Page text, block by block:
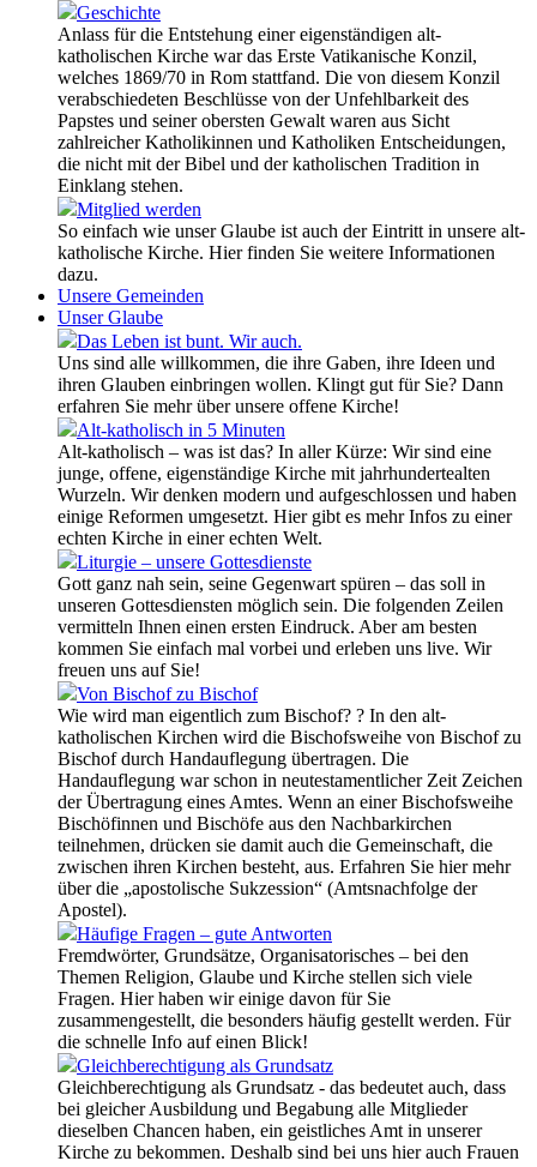
Geschichte
Anlass für die Entstehung einer eigenständigen alt-
katholischen Kirche war das Erste Vatikanische Konzil,
welches 1869/70 in Rom stattfand. Die von diesem Konzil
verabschiedeten Beschlüsse von der Unfehlbarkeit des
Papstes und seiner obersten Gewalt waren aus Sicht
zahlreicher Katholikinnen und Katholiken Entscheidungen,
die nicht mit der Bibel und der katholischen Tradition in
Einklang stehen.
Mitglied werden
So einfach wie unser Glaube ist auch der Eintritt in unsere alt-
katholische Kirche. Hier finden Sie weitere Informationen
dazu.
Unsere Gemeinden
Unser Glaube
Das Leben ist bunt. Wir auch.
Uns sind alle willkommen, die ihre Gaben, ihre Ideen und
ihren Glauben einbringen wollen. Klingt gut für Sie? Dann
erfahren Sie mehr über unsere offene Kirche!
Alt-katholisch in 5 Minuten
Alt-katholisch – was ist das? In aller Kürze: Wir sind eine
junge, offene, eigenständige Kirche mit jahrhundertealten
Wurzeln. Wir denken modern und aufgeschlossen und haben
einige Reformen umgesetzt. Hier gibt es mehr Infos zu einer
echten Kirche in einer echten Welt.
Liturgie – unsere Gottesdienste
Gott ganz nah sein, seine Gegenwart spüren – das soll in
unseren Gottesdiensten möglich sein. Die folgenden Zeilen
vermitteln Ihnen einen ersten Eindruck. Aber am besten
kommen Sie einfach mal vorbei und erleben uns live. Wir
freuen uns auf Sie!
Von Bischof zu Bischof
Wie wird man eigentlich zum Bischof? ? In den alt-
katholischen Kirchen wird die Bischofsweihe von Bischof zu
Bischof durch Handauflegung übertragen. Die
Handauflegung war schon in neutestamentlicher Zeit Zeichen
der Übertragung eines Amtes. Wenn an einer Bischofsweihe
Bischöfinnen und Bischöfe aus den Nachbarkirchen
teilnehmen, drücken sie damit auch die Gemeinschaft, die
zwischen ihren Kirchen besteht, aus. Erfahren Sie hier mehr
über die „apostolische Sukzession“ (Amtsnachfolge der
Apostel).
Häufige Fragen – gute Antworten
Fremdwörter, Grundsätze, Organisatorisches – bei den
Themen Religion, Glaube und Kirche stellen sich viele
Fragen. Hier haben wir einige davon für Sie
zusammengestellt, die besonders häufig gestellt werden. Für
die schnelle Info auf einen Blick!
Gleichberechtigung als Grundsatz
Gleichberechtigung als Grundsatz - das bedeutet auch, dass
bei gleicher Ausbildung und Begabung alle Mitglieder
dieselben Chancen haben, ein geistliches Amt in unserer
Kirche zu bekommen. Deshalb sind bei uns hier auch Frauen